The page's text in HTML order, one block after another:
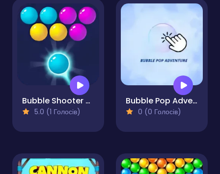
Bubble Shooter POP
5.0 (1 Голосів)
Bubble Pop Adventure
0 (0 Голосів)